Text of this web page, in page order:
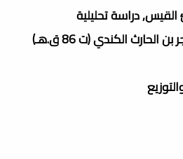
دراسة تحليلية
الكندي (ت 86 ق.هـ)